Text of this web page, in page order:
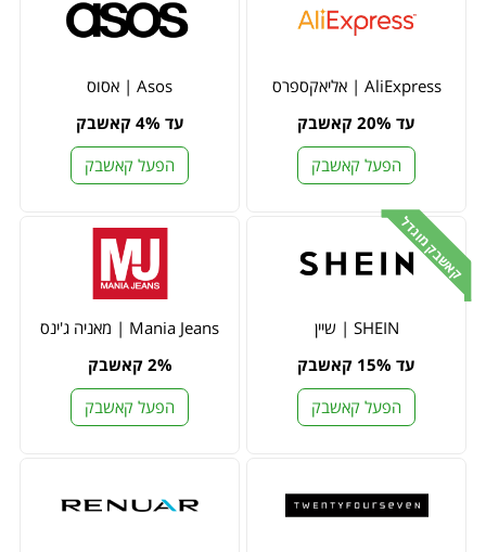
AliExpress | אליאקספרס
עד 20% קאשבק
הפעל קאשבק
Asos | אסוס
עד 4% קאשבק
הפעל קאשבק
קאשבק מוגדל
SHEIN | שיין
עד 15% קאשבק
הפעל קאשבק
Mania Jeans | מאניה ג'ינס
2% קאשבק
הפעל קאשבק